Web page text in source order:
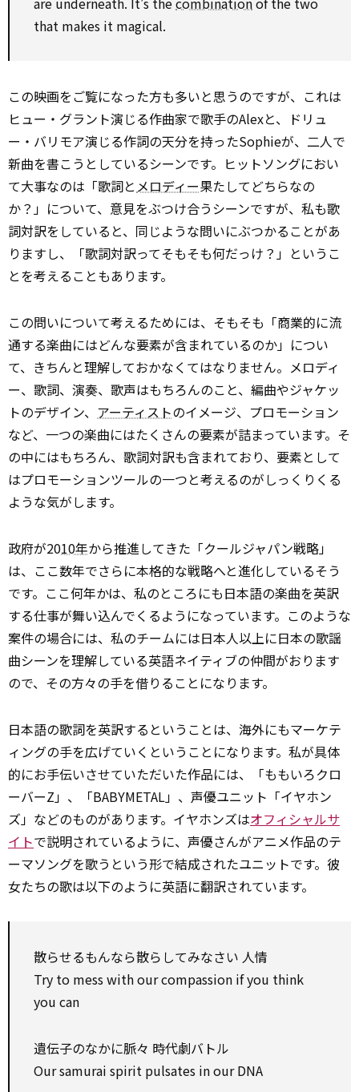
that makes it magical.
この映画をご覧になった方も多いと思うのですが、これは
ヒュー・グラント演じる作曲家で歌手のAlexと、ドリュ
ー・バリモア演じる作詞の天分を持ったSophieが、二人で
新曲を書こうとしているシーンです。ヒットソングにおい
て大事なのは「歌詞と メロディー果たしてどちらなの
か？」について、意見をぶつけ合うシーンですが、私も歌
詞対訳をしていると、同じような問いにぶつかることがあ
りますし、「歌詞対訳ってそもそも何だっけ？」というこ
とを考えることもあります。
この問いについて考えるためには、そもそも「商業的に流
通する楽曲にはどんな要素が含まれているのか」につい
て、きちんと理解しておかなくてはなりません。メロディ
ー、歌詞、演奏、歌声はもちろんのこと、編曲やジャケッ
トのデザイン、 アーティストのイメージ、プロモーション
など、一つの楽曲にはたくさんの要素が詰まっています。そ
の中にはもちろん、歌詞対訳も含まれており、要素として
はプロモーションツールの一つと考えるのがしっくりくる
ような気がします。
政府が2010年から推進してきた「クールジャパン戦略」
は、ここ数年でさらに本格的な戦略へと進化しているそう
です。ここ何年かは、私のところにも日本語の楽曲を英訳
する仕事が舞い込んでくるようになっています。このような
案件の場合には、私のチームには日本人以上に日本の歌謡
曲シーンを理解している英語ネイティブの仲間がおります
ので、その方々の手を借りることになります。
日本語の歌詞を英訳するということは、海外にもマーケテ
ィングの手を広げていくということになります。私が具体
的にお手伝いさせていただいた作品には、「ももいろクロ
ーバーZ」、「BABYMETAL」、声優ユニット「イヤホン
ズ」などのものがあります。イヤホンズはオフィシャルサ
イトで説明されているように、声優さんがアニメ作品のテ
ーマソングを歌うという形で結成されたユニットです。彼
女たちの歌は以下のように英語に翻訳されています。
散らせるもんなら散らしてみなさい 人情
Try to mess with our compassion if you think
you can
遺伝子のなかに脈々 時代劇バトル
Our samurai spirit pulsates in our DNA